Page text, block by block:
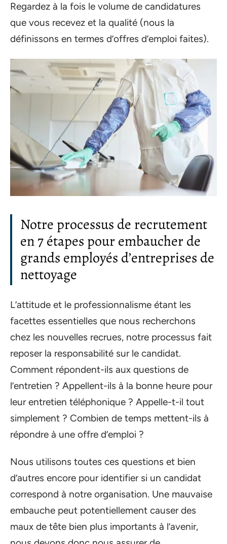
Regardez à la fois le volume de candidatures
que vous recevez et la qualité (nous la
définissons en termes d’offres d’emploi faites).
Notre processus de recrutement
en 7 étapes pour embaucher de
grands employés d’entreprises de
nettoyage
L’attitude et le professionnalisme étant les
facettes essentielles que nous recherchons
chez les nouvelles recrues, notre processus fait
reposer la responsabilité sur le candidat.
Comment répondent-ils aux questions de
l’entretien ? Appellent-ils à la bonne heure pour
leur entretien téléphonique ? Appelle-t-il tout
simplement ? Combien de temps mettent-ils à
répondre à une offre d’emploi ?
Nous utilisons toutes ces questions et bien
d’autres encore pour identifier si un candidat
correspond à notre organisation. Une mauvaise
embauche peut potentiellement causer des
maux de tête bien plus importants à l’avenir,